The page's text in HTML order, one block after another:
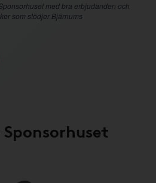
med bra erbjudanden och
som stödjer Bjärnums